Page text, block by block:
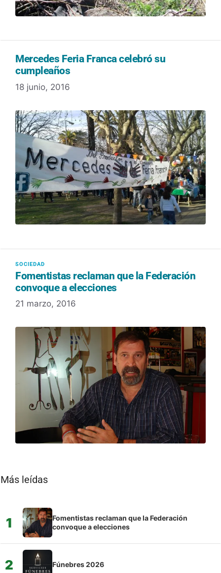
Mercedes Feria Franca celebró su
cumpleaños
18 junio, 2016
Fomentistas reclaman que la Federación
convoque a elecciones
21 marzo, 2016
Más leídas
1
Fomentistas reclaman que la Federación
convoque a elecciones
2 Fúnebres 2026